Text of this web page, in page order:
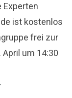
Experten
ist kostenlos
frei zur
um 14:30